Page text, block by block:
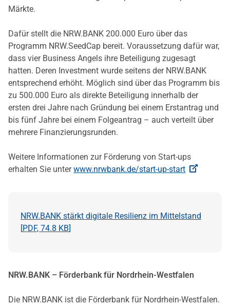
Märkte.
Dafür stellt die NRW.BANK 200.000 Euro über das
Programm NRW.SeedCap bereit. Voraussetzung dafür war,
dass vier Business Angels ihre Beteiligung zugesagt
hatten. Deren Investment wurde seitens der NRW.BANK
entsprechend erhöht. Möglich sind über das Programm bis
zu 500.000 Euro als direkte Beteiligung innerhalb der
ersten drei Jahre nach Gründung bei einem Erstantrag und
bis fünf Jahre bei einem Folgeantrag – auch verteilt über
mehrere Finanzierungsrunden.
Weitere Informationen zur Förderung von Start-ups
erhalten Sie unterwww.nrwbank.de/start-up-start
NRW.BANK stärkt digitale Resilienz im Mittelstand
[PDF, 74.8 KB]
NRW.BANK – Förderbank für Nordrhein-Westfalen
Die NRW.BANK ist die Förderbank für Nordrhein-Westfalen.